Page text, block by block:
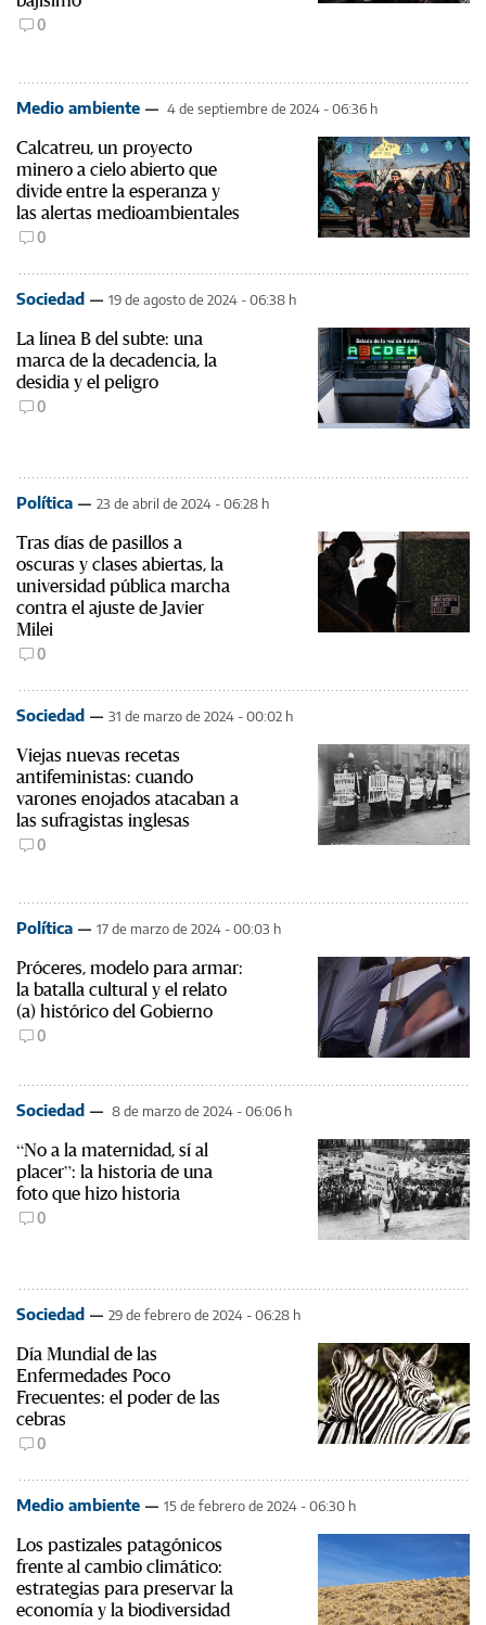
0
Medio ambiente 4 de septiembre de 2024 - 06:36 h
Calcatreu, un proyecto
minero a cielo abierto que
divide entre la esperanza y
las alertas medioambientales
0
Sociedad 19 de agosto de 2024 - 06:38 h
La línea B del subte: una
marca de la decadencia, la
desidia y el peligro
0
Política 23 de abril de 2024 - 06:28 h
Tras días de pasillos a
oscuras y clases abiertas, la
universidad pública marcha
contra el ajuste de Javier
Milei
0
Sociedad 31 de marzo de 2024 - 00:02 h
Viejas nuevas recetas
antifeministas: cuando
varones enojados atacaban a
las sufragistas inglesas
0
Política 17 de marzo de 2024 - 00:03 h
Próceres, modelo para armar:
la batalla cultural y el relato
(a) histórico del Gobierno
0
Sociedad 8 de marzo de 2024 - 06:06 h
“No a la maternidad, sí al
placer”: la historia de una
foto que hizo historia
0
Sociedad 29 de febrero de 2024 - 06:28 h
Día Mundial de las
Enfermedades Poco
Frecuentes: el poder de las
cebras
0
Medio ambiente 15 de febrero de 2024 - 06:30 h
Los pastizales patagónicos
frente al cambio climático:
estrategias para preservar la
economía y la biodiversidad